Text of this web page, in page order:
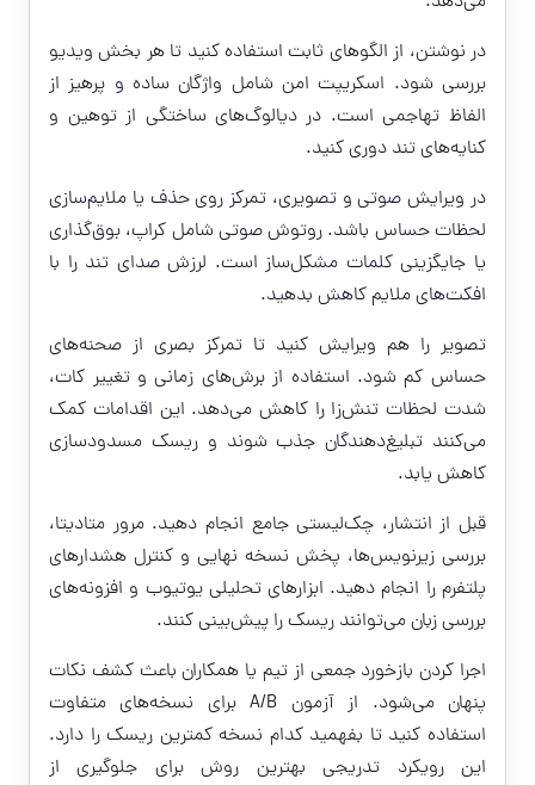
در نوشتن، از الگوهای ثابت استفاده کنید تا هر بخش ویدیو
بررسی شود. اسکریپت امن شامل واژگان ساده و پرهیز از
الفاظ تهاجمی است. در دیالوگ‌های ساختگی از توهین و
کنایه‌های تند دوری کنید.
در ویرایش صوتی و تصویری، تمرکز روی حذف یا ملایم‌سازی
لحظات حساس باشد. روتوش صوتی شامل کراپ، بوق‌گذاری
یا جایگزینی کلمات مشکل‌ساز است. لرزش صدای تند را با
افکت‌های ملایم کاهش بدهید.
تصویر را هم ویرایش کنید تا تمرکز بصری از صحنه‌های
حساس کم شود. استفاده از برش‌های زمانی و تغییر کات،
شدت لحظات تنش‌زا را کاهش می‌دهد. این اقدامات کمک
می‌کنند تبلیغ‌دهندگان جذب شوند و ریسک مسدودسازی
کاهش یابد.
قبل از انتشار، چک‌لیستی جامع انجام دهید. مرور متادیتا،
بررسی زیرنویس‌ها، پخش نسخه نهایی و کنترل هشدارهای
پلتفرم را انجام دهید. ابزارهای تحلیلی یوتیوب و افزونه‌های
بررسی زبان می‌توانند ریسک را پیش‌بینی کنند.
اجرا کردن بازخورد جمعی از تیم یا همکاران باعث کشف نکات
پنهان می‌شود. از آزمون A/B برای نسخه‌های متفاوت
استفاده کنید تا بفهمید کدام نسخه کمترین ریسک را دارد.
این رویکرد تدریجی بهترین روش برای جلوگیری از